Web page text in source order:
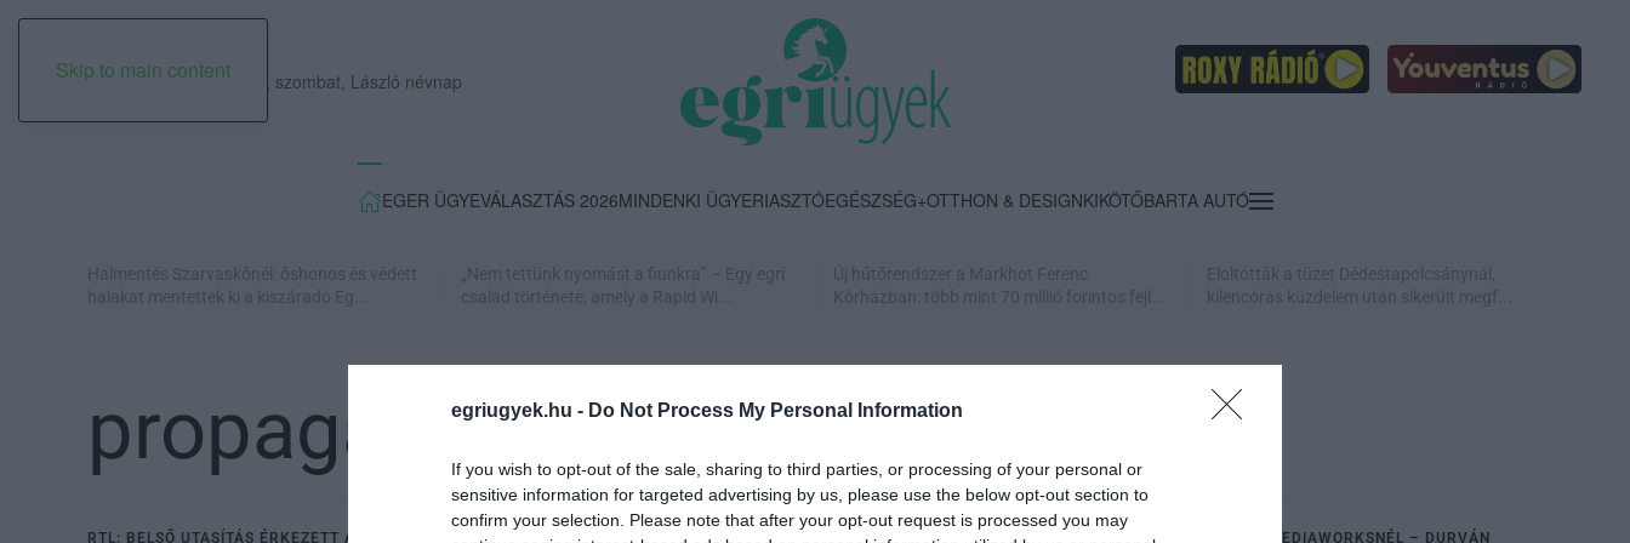
egriugyek.hu - Do Not Process My Personal Information
If you wish to opt-out of the sale, sharing to third parties, or processing of your personal or
sensitive information for targeted advertising by us, please use the below opt-out section to
confirm your selection. Please note that after your opt-out request is processed you may
Skip to main content
2026. augusztus 08., szombat, László névnap
EGER ÜGYEVÁLASZTÁS 2026MINDENKI ÜGYERIASZTÓEGÉSZSÉG+OTTHON & DESIGNKIKÖTŐBARTA AUTÓ
Halmentés Szarvaskőnél: őshonos és védett
halakat mentettek ki a kiszáradó Eg...
„Nem tettünk nyomást a fiunkra” – Egy egri
család története, amely a Rapid Wi...
Új hűtőrendszer a Markhot Ferenc
Kórházban: több mint 70 millió forintos fejl...
Eloltották a tüzet Dédestapolcsánynál,
kilencórás küzdelem után sikerült megf...
propaganda
RTL: BELSŐ UTASÍTÁS ÉRKEZETT AZ MTVA-BAN A TISZA
VÉGE LEHET A GYŰLÖLETPLAKÁTOK ÉS A REKLÁMERDŐK
LEÉPÍTÉS KEZDŐDIK A MEDIAWORKSNÉL – DURVÁN